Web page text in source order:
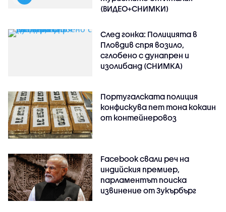
(ВИДЕО+СНИМКИ)
След гонка: Полицията в
Пловдив спря возило,
сглобено с дунапрен и
изолибанд (СНИМКА)
Португалската полиция
конфискува пет тона кокаин
от контейнеровоз
Facebook свали реч на
индийския премиер,
парламентът поиска
извинение от Зукърбърг